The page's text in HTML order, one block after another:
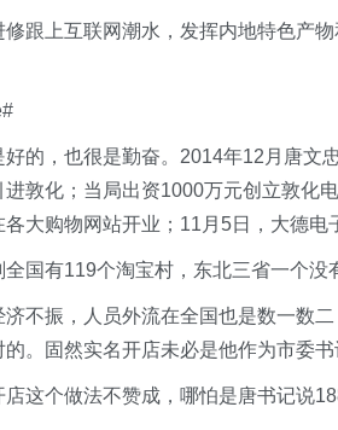
跟上互联网潮水，发挥内地特色产
的，也很是勤奋。2014年12月唐文
敦化；当局出资1000万元创立敦化
大购物网站开业；11月5日，大德电
全国有119个淘宝村，东北三省一个没
济不振，人员外流在全国也是数一数
。固然实名开店未必是他作为市委书
这个做法不赞成，哪怕是唐书记说